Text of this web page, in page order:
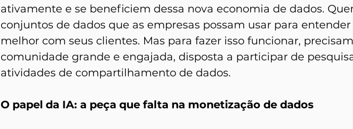
ativamente e se beneficiem dessa nova economia de dados.
conjuntos de dados que as empresas possam usar para entender
melhor com seus clientes. Mas para fazer isso funcionar,
comunidade grande e engajada, disposta a participar de
atividades de compartilhamento de dados.
O papel da IA: a peça que falta na monetização de dados